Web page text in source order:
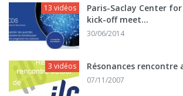
13 vidéos
Paris-Saclay Center
kick-off meet...
30/06/2014
3 vidéos Résonances rencontre
07/11/2007